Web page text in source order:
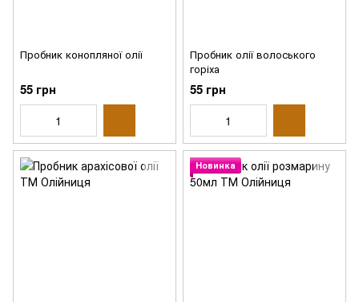
Пробник конопляної олії
55 грн
Пробник олії волоського
горіха
55 грн
Новинка